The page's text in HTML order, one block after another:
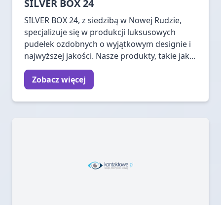
SILVER BOX 24
SILVER BOX 24, z siedzibą w Nowej Rudzie,
specjalizuje się w produkcji luksusowych
pudełek ozdobnych o wyjątkowym designie i
najwyższej jakości. Nasze produkty, takie jak...
Zobacz więcej